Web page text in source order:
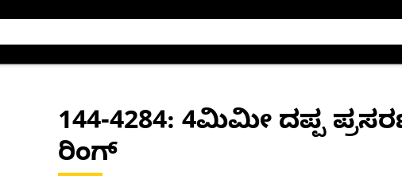
144-4284: 4ಮಿಮೀ ದಪ್ಪ
ರಿಂಗ್